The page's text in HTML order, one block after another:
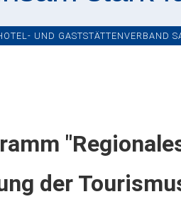
UND GASTSTÄTTENVERBAND
der